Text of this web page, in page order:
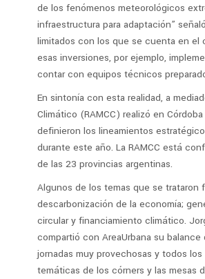
de los fenómenos meteorológicos
infraestructura para adaptación”
limitados con los que se cuenta en el
esas inversiones, por ejemplo,
contar con equipos técnicos
En sintonía con esta realidad, a
Climático (RAMCC) realizó en
definieron los lineamientos
durante este año. La RAMCC está
de las 23 provincias argentinas.
Algunos de los temas que se
descarbonización de la economía;
circular y financiamiento climático.
compartió con AreaUrbana su
jornadas muy provechosas y todos
temáticas de los córners y las mesas